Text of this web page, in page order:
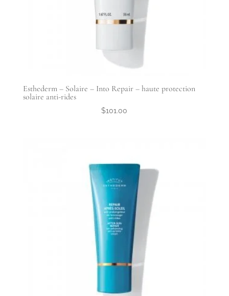
Esthederm – Solaire – Into Repair – haute protection
solaire anti-rides
$101.00